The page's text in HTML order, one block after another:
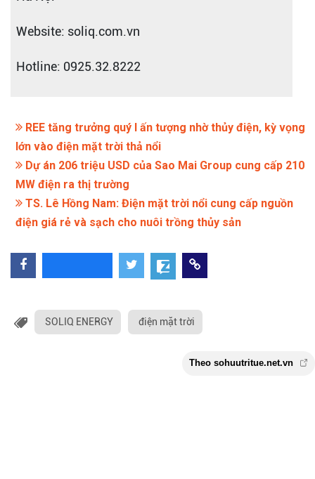
Website: soliq.com.vn
Hotline: 0925.32.8222
REE tăng trưởng quý I ấn tượng nhờ thủy điện, kỳ vọng
lớn vào điện mặt trời thả nổi
Dự án 206 triệu USD của Sao Mai Group cung cấp 210
MW điện ra thị trường
TS. Lê Hồng Nam: Điện mặt trời nổi cung cấp nguồn
điện giá rẻ và sạch cho nuôi trồng thủy sản
SOLIQ ENERGY điện mặt trời